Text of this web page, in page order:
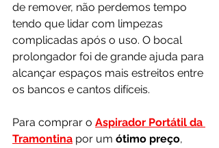
de remover, não perdemos tempo
tendo que lidar com limpezas
complicadas após o uso. O bocal
prolongador foi de grande ajuda para
alcançar espaços mais estreitos entre
os bancos e cantos difíceis.
Para comprar o Aspirador Portátil da
Tramontina por um ótimo preço,